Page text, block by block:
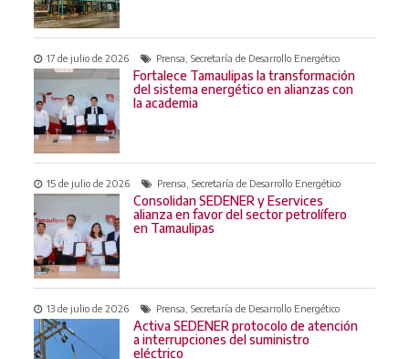
17 de julio de 2026 Prensa, Secretaría de Desarrollo Energético
Fortalece Tamaulipas la transformación
del sistema energético en alianzas con
la academia
15 de julio de 2026 Prensa, Secretaría de Desarrollo Energético
Consolidan SEDENER y Eservices
alianza en favor del sector petrolífero
en Tamaulipas
13 de julio de 2026 Prensa, Secretaría de Desarrollo Energético
Activa SEDENER protocolo de atención
a interrupciones del suministro
eléctrico